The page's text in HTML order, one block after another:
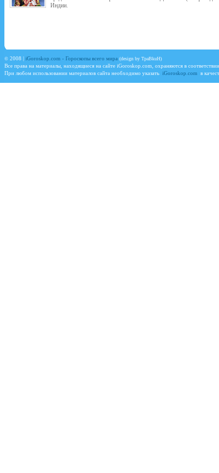
Индии.
© 2008 | iGoroskop.com - Гороскопы всего мира (design by TpaBkuH)
Все права на материалы, находящиеся на сайте iGoroskop.com , охраняются в
При любом использовании материалов сайта необходимо указать iGoroskop.com в